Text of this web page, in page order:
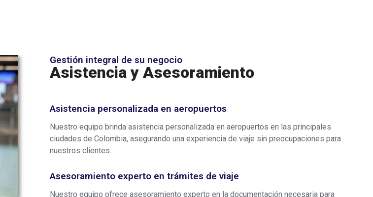
Gestión integral de su negocio
Asistencia y Asesoramiento
Asistencia personalizada en aeropuertos
Nuestro equipo brinda asistencia personalizada en aeropuertos en las principales
ciudades de Colombia, asegurando una experiencia de viaje sin preocupaciones para
nuestros clientes.
Asesoramiento experto en trámites de viaje
Nuestro equipo ofrece asesoramiento experto en la documentación necesaria para